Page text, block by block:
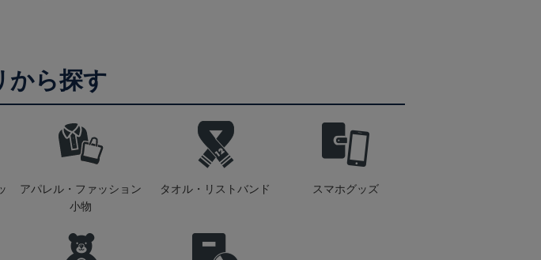
から探す
アパレル・ファッション
小物
タオル・リストバンド スマホグッズ